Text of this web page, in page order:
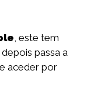
, este tem
passa a
aceder por